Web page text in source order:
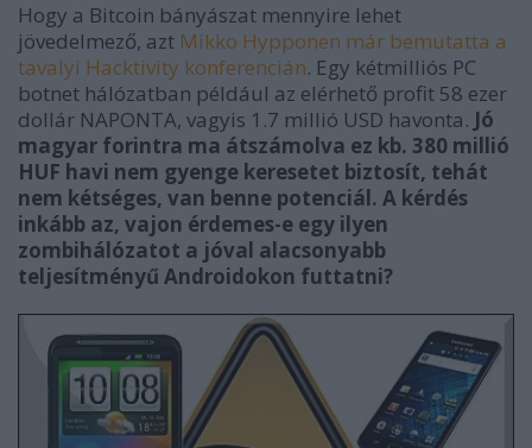
Hogy a Bitcoin bányászat mennyire lehet
jövedelmező, azt Mikko Hypponen már bemutatta a
tavalyi Hacktivity konferencián. Egy kétmilliós PC
botnet hálózatban például az elérhető profit 58 ezer
dollár NAPONTA, vagyis 1.7 millió USD havonta. Jó
magyar forintra ma átszámolva ez kb. 380 millió
HUF havi nem gyenge keresetet biztosít, tehát
nem kétséges, van benne potenciál. A kérdés
inkább az, vajon érdemes-e egy ilyen
zombihálózatot a jóval alacsonyabb
teljesítményű Androidokon futtatni?